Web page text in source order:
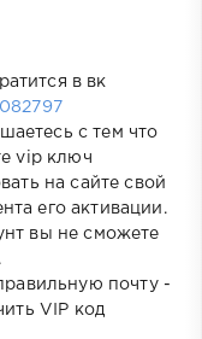
в вк
с тем что
vip ключ
на сайте свой
его активации.
вы не сможете
почту -
VIP код